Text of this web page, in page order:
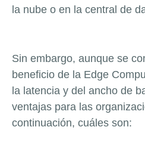
la nube o en la central de
Sin embargo, aunque se
beneficio de la Edge
la latencia y del ancho de
ventajas para las
continuación, cuáles son: